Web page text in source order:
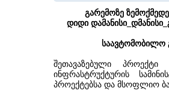
გარემოზე
დიდი
საავტომობილო
შეთავაზებული პროექტი
ინფრასტრუქტურის
პროექტებსა და მსოფლიო